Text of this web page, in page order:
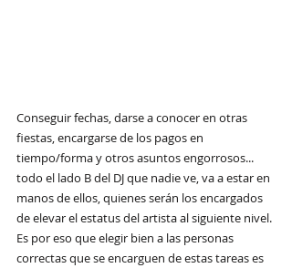
Conseguir fechas, darse a conocer en otras
fiestas, encargarse de los pagos en
tiempo/forma y otros asuntos engorrosos...
todo el lado B del DJ que nadie ve, va a estar en
manos de ellos, quienes serán los encargados
de elevar el estatus del artista al siguiente nivel.
Es por eso que elegir bien a las personas
correctas que se encarguen de estas tareas es